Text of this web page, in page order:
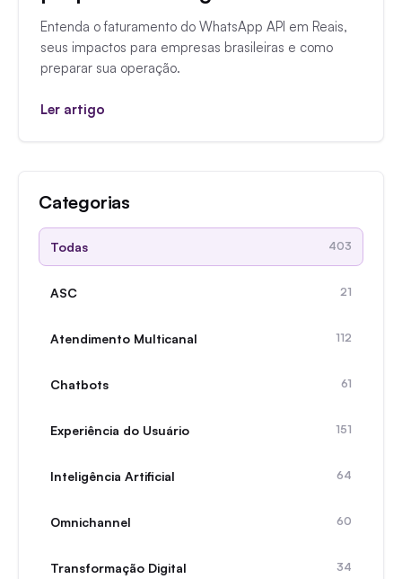
Entenda o faturamento do WhatsApp API em Reais,
seus impactos para empresas brasileiras e como
preparar sua operação.
Ler artigo
Categorias
Todas 403
ASC 21
Atendimento Multicanal 112
Chatbots 61
Experiência do Usuário 151
Inteligência Artificial 64
Omnichannel 60
Transformação Digital 34